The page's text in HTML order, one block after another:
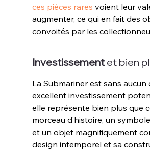
ces pièces rares voient leur
augmenter, ce qui en fait des
convoités par les
Investissement et bien
La Submariner est sans aucun
excellent investissement
elle représente bien plus que
morceau d’histoire, un
et un objet magnifiquement
design intemporel et sa